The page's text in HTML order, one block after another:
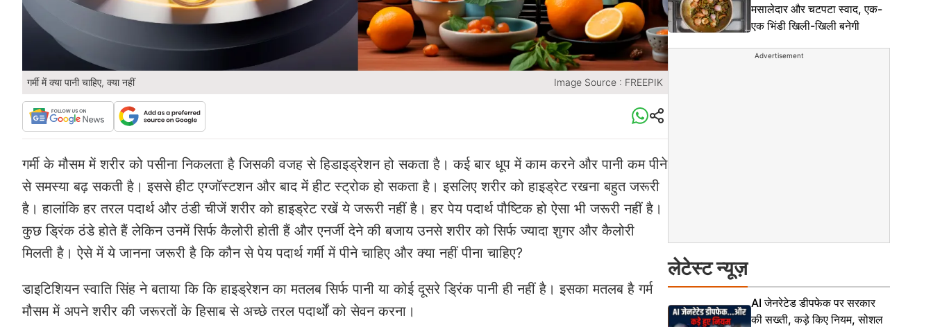
गर्मी में क्या पानी चाहिए, क्या नहीं Image Source : FREEPIK
गर्मी के मौसम में शरीर को पसीना निकलता है जिसकी वजह से हिडाइड्रेशन हो सकता है। कई बार धूप में काम करने और पानी कम पीने
से समस्या बढ़ सकती है। इससे हीट एग्जॉस्टशन और बाद में हीट स्ट्रोक हो सकता है। इसलिए शरीर को हाइड्रेट रखना बहुत जरूरी
है। हालांकि हर तरल पदार्थ और ठंडी चीजें शरीर को हाइड्रेट रखें ये जरूरी नहीं है। हर पेय पदार्थ पौष्टिक हो ऐसा भी जरूरी नहीं है।
कुछ ड्रिंक ठंडे होते हैं लेकिन उनमें सिर्फ कैलोरी होती हैं और एनर्जी देने की बजाय उनसे शरीर को सिर्फ ज्यादा शुगर और कैलोरी
मिलती है। ऐसे में ये जानना जरूरी है कि कौन से पेय पदार्थ गर्मी में पीने चाहिए और क्या नहीं पीना चाहिए?
डाइटिशियन स्वाति सिंह ने बताया कि कि हाइड्रेशन का मतलब सिर्फ पानी या कोई दूसरे ड्रिंक पानी ही नहीं है। इसका मतलब है गर्म
मौसम में अपने शरीर की जरूरतों के हिसाब से अच्छे तरल पदार्थों को सेवन करना।
मसालेदार और चटपटा स्वाद, एक-
एक भिंडी खिली-खिली बनेगी
Advertisement
लेटेस्ट न्यूज़
AI जेनरेटेड डीपफेक पर सरकार
की सख्ती, कड़े किए नियम, सोशल